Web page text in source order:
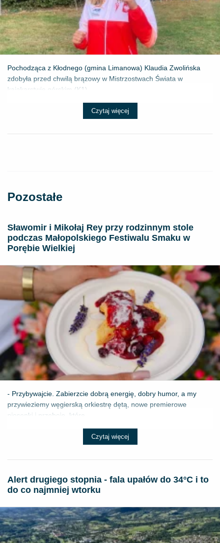
Pochodząca z Kłodnego (gmina Limanowa) Klaudia Zwolińska
zdobyła przed chwilą brązowy w Mistrzostwach Świata w
kajakarstwie górskim (K1) ...
Czytaj więcej
Pozostałe
Sławomir i Mikołaj Rey przy rodzinnym stole
podczas Małopolskiego Festiwalu Smaku w
Porębie Wielkiej
- Przybywajcie. Zabierzcie dobrą energię, dobry humor, a my
przywieziemy węgierską orkiestrę dętą, nowe premierowe
piosenki i przeboje, które ...
Czytaj więcej
Alert drugiego stopnia - fala upałów do 34°C i to
do co najmniej wtorku